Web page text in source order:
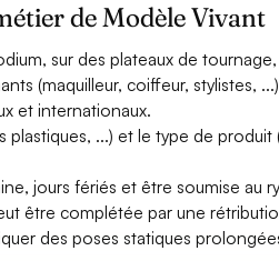
de Modèle Vivant
sur des plateaux de
(maquilleur, coiffeur, stylistes,
et internationaux.
plastiques, ...) et le type de
jours fériés et être soumise au
être complétée par une
des poses statiques